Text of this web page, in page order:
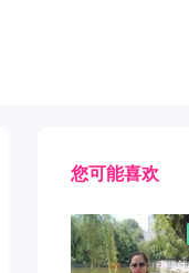
您可能喜欢